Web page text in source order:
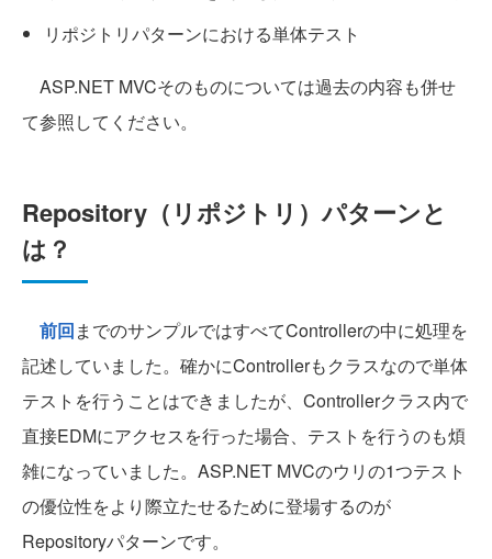
リポジトリパターンにおける単体テスト
ASP.NET MVCそのものについては過去の内容も併せ
て参照してください。
Repository（リポジトリ）パターンと
は？
前回までのサンプルではすべてControllerの中に処理を
記述していました。確かにControllerもクラスなので単体
テストを行うことはできましたが、Controllerクラス内で
直接EDMにアクセスを行った場合、テストを行うのも煩
雑になっていました。ASP.NET MVCのウリの1つテスト
の優位性をより際立たせるために登場するのが
Repositoryパターンです。